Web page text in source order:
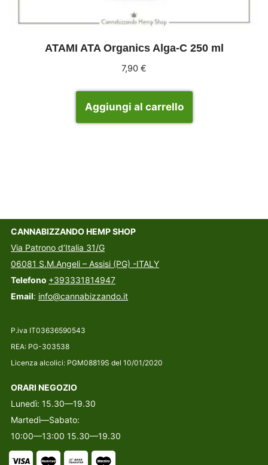
ATAMI ATA Organics Alga-C 250 ml
7,90 €
Aggiungi al carrello
CANNABIZZANDO HEMP SHOP
Via Patrono d’Italia 31/G
06081 S.M.Angeli – Assisi (PG) -ITALY
Telefono +393331814947
Email: info@cannabizzando.it
P.iva IT03636590543
REA: PG-303538
Licenza alcolici: PGM08819S del 10/01/2020
ORARI NEGOZIO
Lunedì: 15.30—19.30
Martedì—Sabato:
10:00—13:00 15.30—19.30